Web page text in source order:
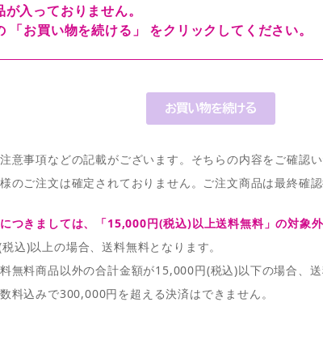
入っておりません。
「お買い物を続ける」 をクリックしてください。
意事項などの記載がございます。そちらの内容をご確認
のご注文は確定されておりません。ご注文商品は最終確
つきましては、「15,000円(税込)以上送料無料」の対象外
込)以上の場合、送料無料となります。
無料商品以外の合計金額が15,000円(税込)以下の場合、送
料込みで300,000円を超える決済はできません。